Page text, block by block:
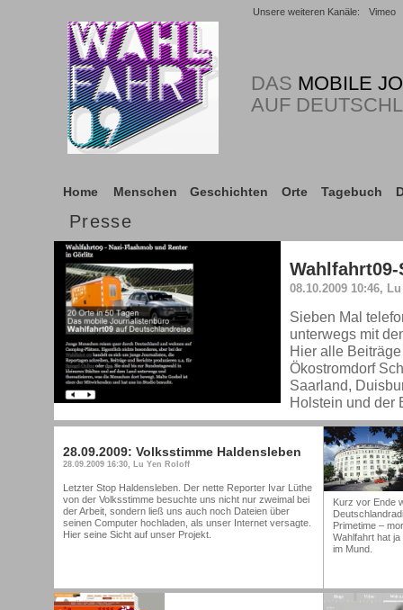
Unsere weiteren Kanäle: Vimeo
DAS MOBILE
AUF
Home Menschen Geschichten Orte Tagebuch
Presse
08.10.2009 10:46,
Sieben Mal
unterwegs mit
Hier alle
Ökostromdorf
Saarland,
Holstein und der
28.09.2009: Volksstimme Haldensleben
28.09.2009 16:30, Lu Yen Roloff
Letzter Stop Haldensleben. Der nette Reporter Ivar Lüthe
von der Volksstimme besuchte uns nicht nur zweimal bei
der Arbeit, sondern ließ uns auch noch Dateien über
seinen Computer hochladen, als unser Internet versagte.
Hier seine Sicht auf unser Projekt.
Kurz vor Ende
Primetime –
Wahlfahrt hat
im Mund.